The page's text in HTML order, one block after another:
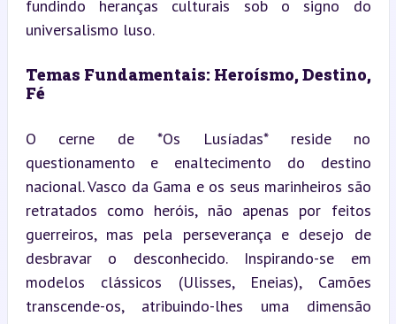
fundindo heranças culturais sob o signo do
universalismo luso.
Temas Fundamentais: Heroísmo, Destino,
Fé
O cerne de *Os Lusíadas* reside no
questionamento e enaltecimento do destino
nacional. Vasco da Gama e os seus marinheiros são
retratados como heróis, não apenas por feitos
guerreiros, mas pela perseverança e desejo de
desbravar o desconhecido. Inspirando-se em
modelos clássicos (Ulisses, Eneias), Camões
transcende-os, atribuindo-lhes uma dimensão